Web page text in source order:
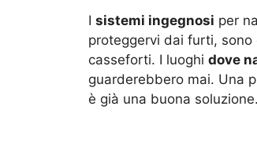
I sistemi ingegnosi per
proteggervi dai furti,
casseforti. I luoghi dove
guarderebbero mai. Una
è già una buona